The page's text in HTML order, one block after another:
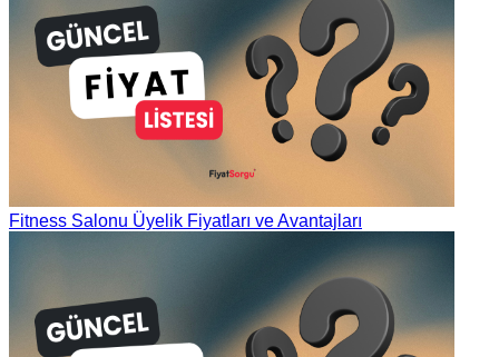
Fitness Salonu Üyelik Fiyatları ve Avantajları